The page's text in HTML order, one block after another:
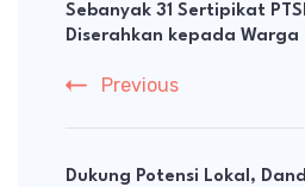
Navigation
Sebanyak 31 Sertipikat
Diserahkan kepada Warga
Previous
Dukung Potensi Lokal,